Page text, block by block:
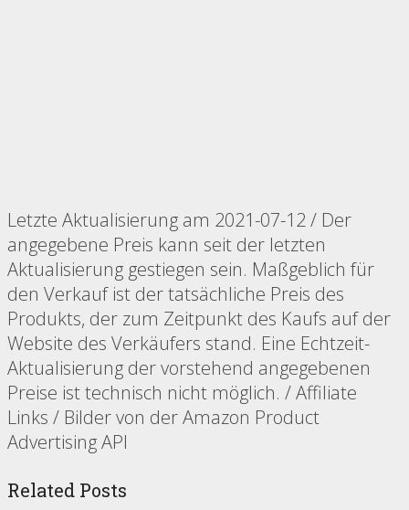
Letzte Aktualisierung am 2021-07-12 / Der
angegebene Preis kann seit der letzten
Aktualisierung gestiegen sein. Maßgeblich für
den Verkauf ist der tatsächliche Preis des
Produkts, der zum Zeitpunkt des Kaufs auf der
Website des Verkäufers stand. Eine Echtzeit-
Aktualisierung der vorstehend angegebenen
Preise ist technisch nicht möglich. / Affiliate
Links / Bilder von der Amazon Product
Advertising API
Related Posts